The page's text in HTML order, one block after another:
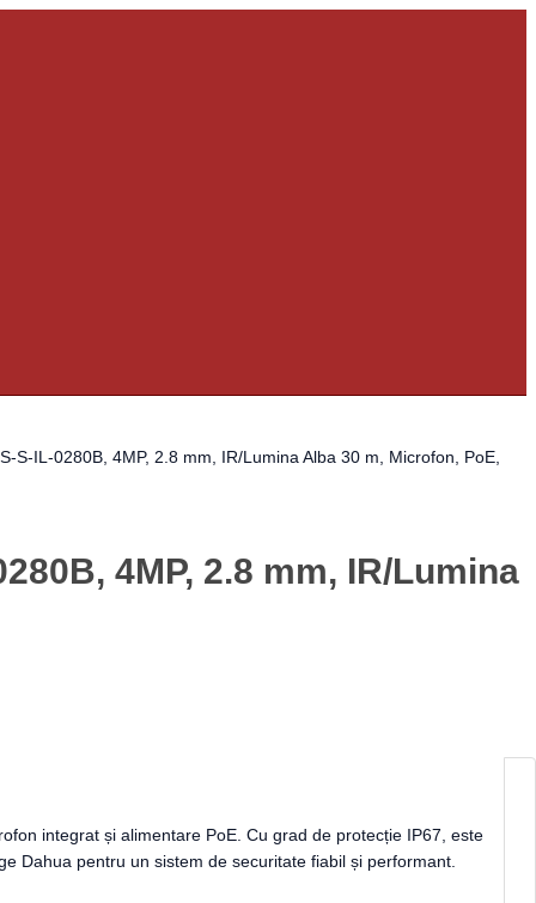
IL-0280B, 4MP, 2.8 mm, IR/Lumina Alba 30 m, Microfon, PoE,
4MP, 2.8 mm, IR/Lumina
integrat și alimentare PoE. Cu grad de protecție IP67, este
Dahua pentru un sistem de securitate fiabil și performant.